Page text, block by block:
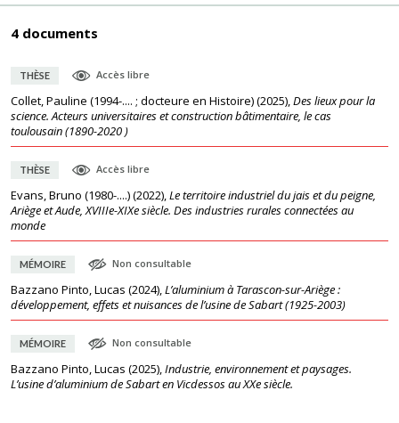
4 documents
THÈSE Accès libre
Collet, Pauline (1994-.... ; docteure en Histoire)(2025),Des lieux pour la
science. Acteurs universitaires et construction bâtimentaire, le cas
toulousain (1890-2020 )
THÈSE Accès libre
Evans, Bruno (1980-....)(2022),Le territoire industriel du jais et du peigne,
Ariège et Aude, XVIIIe-XIXe siècle. Des industries rurales connectées au
monde
MÉMOIRE Non consultable
Bazzano Pinto, Lucas (2024),L’aluminium à Tarascon-sur-Ariège :
développement, effets et nuisances de l’usine de Sabart (1925-2003)
MÉMOIRE Non consultable
Bazzano Pinto, Lucas (2025),Industrie, environnement et paysages.
L’usine d’aluminium de Sabart en Vicdessos au XXe siècle.